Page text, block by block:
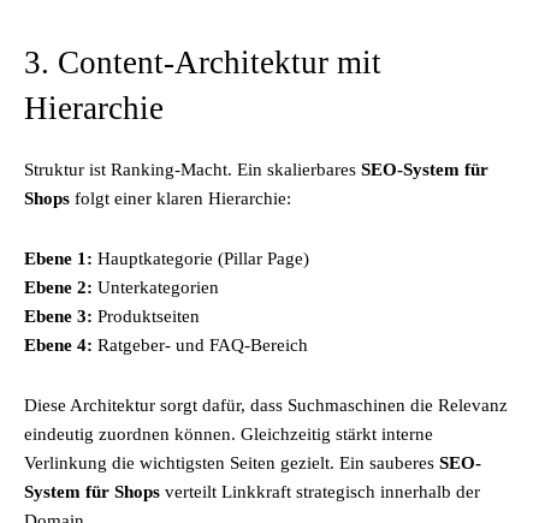
3. Content-Architektur mit
Hierarchie
Struktur ist Ranking-Macht. Ein skalierbares SEO-System für
Shops folgt einer klaren Hierarchie:
Ebene 1: Hauptkategorie (Pillar Page)
Ebene 2: Unterkategorien
Ebene 3: Produktseiten
Ebene 4: Ratgeber- und FAQ-Bereich
Diese Architektur sorgt dafür, dass Suchmaschinen die Relevanz
eindeutig zuordnen können. Gleichzeitig stärkt interne
Verlinkung die wichtigsten Seiten gezielt. Ein sauberes SEO-
System für Shops verteilt Linkkraft strategisch innerhalb der